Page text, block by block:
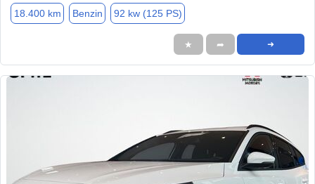
18.400 km Benzin 92 kw (125 PS)
★ ➦ ➜